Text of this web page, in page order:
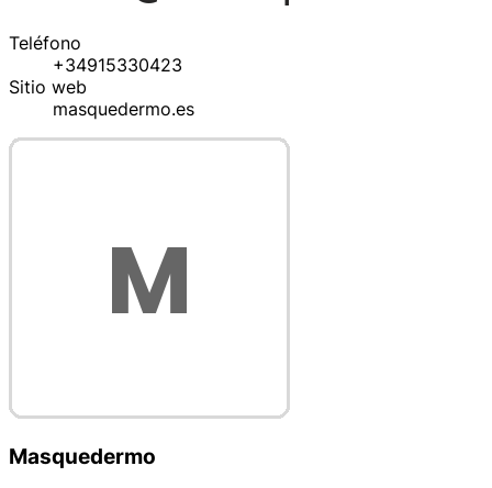
Teléfono
+34915330423
Sitio web
masquedermo.es
Masquedermo